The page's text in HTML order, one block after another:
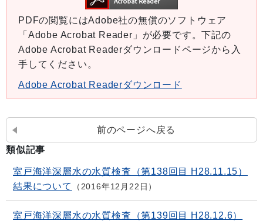
PDFの閲覧にはAdobe社の無償のソフトウェア
「Adobe Acrobat Reader」が必要です。下記の
Adobe Acrobat Readerダウンロードページから入
手してください。
Adobe Acrobat Readerダウンロード
前のページへ戻る
類似記事
室戸海洋深層水の水質検査（第138回目 H28.11.15）
結果について
2016年12月22日
室戸海洋深層水の水質検査（第139回目 H28.12.6）